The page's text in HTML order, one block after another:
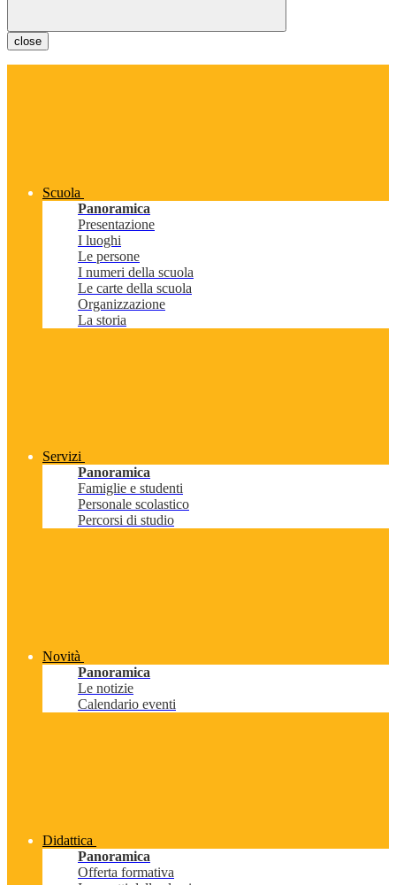
close
Scuola
Panoramica
Presentazione
I luoghi
Le persone
I numeri della scuola
Le carte della scuola
Organizzazione
La storia
Servizi
Panoramica
Famiglie e studenti
Personale scolastico
Percorsi di studio
Novità
Panoramica
Le notizie
Calendario eventi
Didattica
Panoramica
Offerta formativa